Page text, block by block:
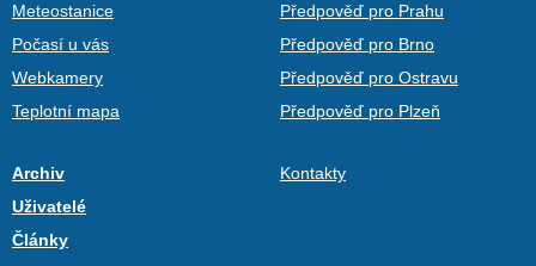
Meteostanice
Počasí u vás
Webkamery
Teplotní mapa
Předpověď pro Prahu
Předpověď pro Brno
Předpověď pro Ostravu
Předpověď pro Plzeň
Archiv
Uživatelé
Články
Kontakty